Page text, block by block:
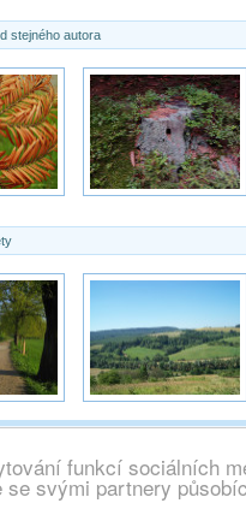
funkcí sociálních
svými partnery
stejného autora
-Wallpaper.cz, všechna práva